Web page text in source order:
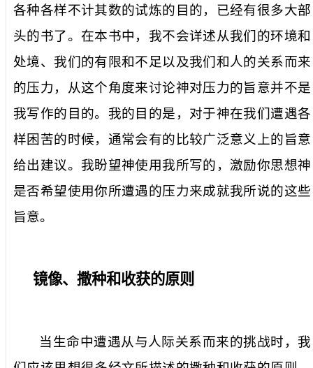
各种各样不计其数的试炼的目的，已经有很多大部
头的书了。在本书中，我不会详述从我们的环境和
处境、我们的有限和不足以及我们和人的关系而来
的压力，从这个角度来讨论神对压力的旨意并不是
我写作的目的。我的目的是，对于神在我们遭遇各
样困苦的时候，通常会有的比较广泛意义上的旨意
给出建议。我盼望神使用我所写的，激励你思想神
是否希望使用你所遭遇的压力来成就我所说的这些
旨意。
镜像、撒种和收获的原则
当生命中遭遇从与人际关系而来的挑战时，我